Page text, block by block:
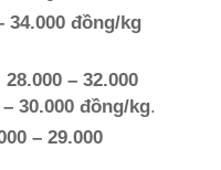
34.000 đồng/kg
28.000 – 32.000
– 30.000 đồng/kg.
– 29.000